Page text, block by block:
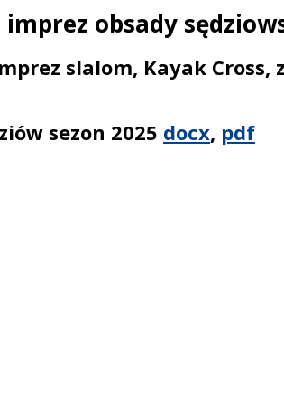
obsady
slalom, Kayak Cross,
sezon 2025 docx, pdf